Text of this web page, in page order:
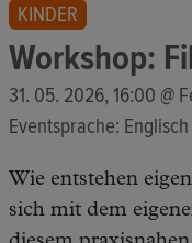
KINDER
Workshop:
31. 05. 2026, 16:00 @
Eventsprache: Englisch
Wie entstehen
sich mit dem